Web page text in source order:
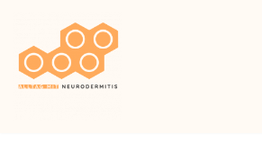
Zum
Inhalt
springen